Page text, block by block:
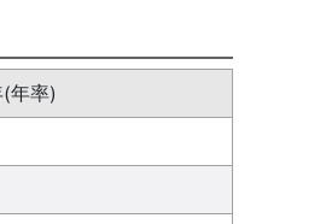
(年率)